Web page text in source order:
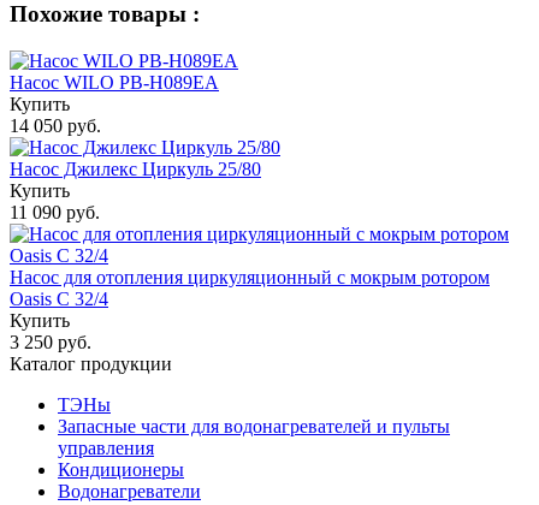
Похожие товары :
Насос WILO PB-H089EA
Купить
14 050 руб.
Насос Джилекс Циркуль 25/80
Купить
11 090 руб.
Насос для отопления циркуляционный с мокрым ротором
Oasis C 32/4
Купить
3 250 руб.
Каталог продукции
ТЭНы
Запасные части для водонагревателей и пульты
управления
Кондиционеры
Водонагреватели